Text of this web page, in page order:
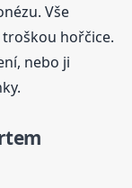
Vše
hořčice.
nebo ji